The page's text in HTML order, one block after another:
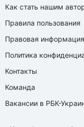
Как стать нашим
Правила пользования
Правовая информация
Политика
Контакты
Команда
Вакансии в РБК-